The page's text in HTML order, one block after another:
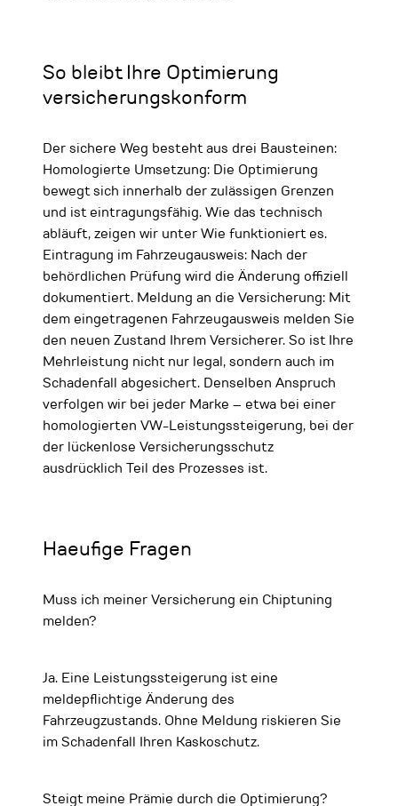
So bleibt Ihre Optimierung
versicherungskonform
Der sichere Weg besteht aus drei Bausteinen:
Homologierte Umsetzung: Die Optimierung
bewegt sich innerhalb der zulässigen Grenzen
und ist eintragungsfähig. Wie das technisch
abläuft, zeigen wir unter Wie funktioniert es.
Eintragung im Fahrzeugausweis: Nach der
behördlichen Prüfung wird die Änderung offiziell
dokumentiert. Meldung an die Versicherung: Mit
dem eingetragenen Fahrzeugausweis melden Sie
den neuen Zustand Ihrem Versicherer. So ist Ihre
Mehrleistung nicht nur legal, sondern auch im
Schadenfall abgesichert. Denselben Anspruch
verfolgen wir bei jeder Marke – etwa bei einer
homologierten VW-Leistungssteigerung, bei der
der lückenlose Versicherungsschutz
ausdrücklich Teil des Prozesses ist.
Haeufige Fragen
Muss ich meiner Versicherung ein Chiptuning
melden?
Ja. Eine Leistungssteigerung ist eine
meldepflichtige Änderung des
Fahrzeugzustands. Ohne Meldung riskieren Sie
im Schadenfall Ihren Kaskoschutz.
Steigt meine Prämie durch die Optimierung?